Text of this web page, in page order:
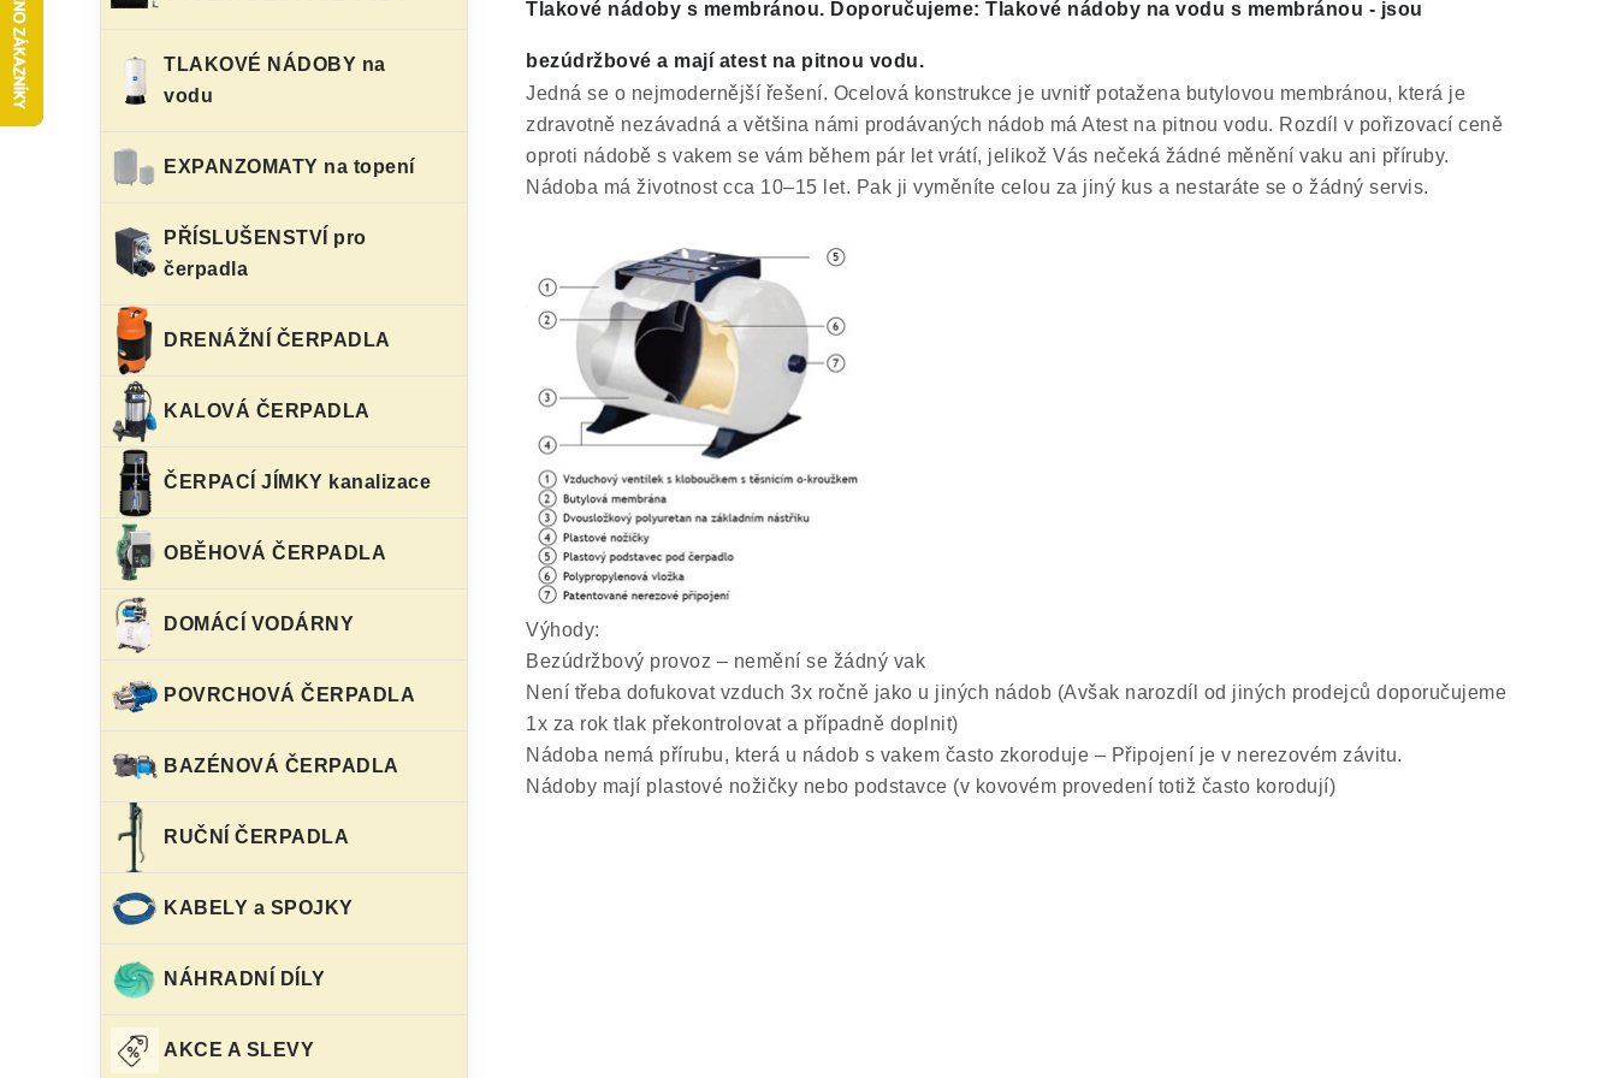
a
n
n
p
a
n
e
r
e
TLAKOVÉ NÁDOBY na
vodu
EXPANZOMATY na topení
PŘÍSLUŠENSTVÍ pro
čerpadla
DRENÁŽNÍ ČERPADLA
KALOVÁ ČERPADLA
ČERPACÍ JÍMKY kanalizace
OBĚHOVÁ ČERPADLA
DOMÁCÍ VODÁRNY
POVRCHOVÁ ČERPADLA
BAZÉNOVÁ ČERPADLA
RUČNÍ ČERPADLA
KABELY a SPOJKY
NÁHRADNÍ DÍLY
AKCE A SLEVY
Tlakové nádoby s membránou. Doporučujeme: Tlakové nádoby na vodu s membránou - jsou
bezúdržbové a mají atest na pitnou vodu.
Jedná se o nejmodernější řešení. Ocelová konstrukce je uvnitř potažena butylovou membránou, která je
zdravotně nezávadná a většina námi prodávaných nádob má Atest na pitnou vodu. Rozdíl v pořizovací ceně
oproti nádobě s vakem se vám během pár let vrátí, jelikož Vás nečeká žádné měnění vaku ani příruby.
Nádoba má životnost cca 10–15 let. Pak ji vyměníte celou za jiný kus a nestaráte se o žádný servis.
Výhody:
Bezúdržbový provoz – nemění se žádný vak
Není třeba dofukovat vzduch 3x ročně jako u jiných nádob (Avšak narozdíl od jiných prodejců doporučujeme
1x za rok tlak překontrolovat a případně doplnit)
Nádoba nemá přírubu, která u nádob s vakem často zkoroduje – Připojení je v nerezovém závitu.
Nádoby mají plastové nožičky nebo podstavce (v kovovém provedení totiž často korodují)